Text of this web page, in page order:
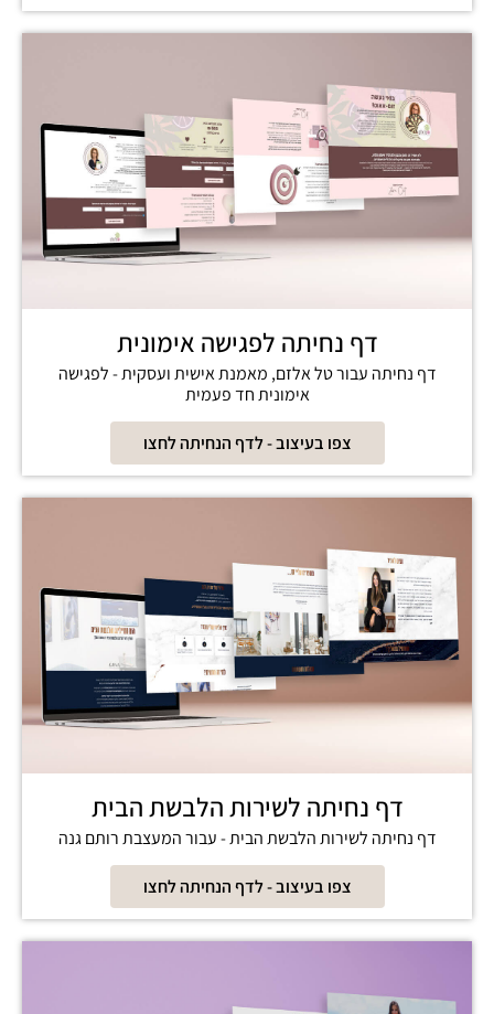
דף נחיתה לפגישה אימונית
דף נחיתה עבור טל אלזם, מאמנת אישית ועסקית - לפגישה
אימונית חד פעמית
צפו בעיצוב - לדף הנחיתה לחצו
דף נחיתה לשירות הלבשת הבית
דף נחיתה לשירות הלבשת הבית - עבור המעצבת רותם גנה
צפו בעיצוב - לדף הנחיתה לחצו